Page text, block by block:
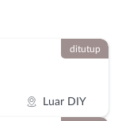
Luar DIY
ditutup